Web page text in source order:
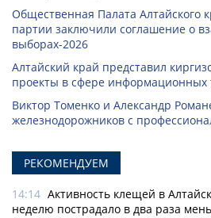
Общественная Палата Алтайского
партии заключили соглашение о
выборах-2026
Алтайский край представил
проекты в сфере информационных
Виктор Томенко и Александр
железнодорожников с
РЕКОМЕНДУЕМ
14:14 Активность клещей в
неделю пострадало в два раза